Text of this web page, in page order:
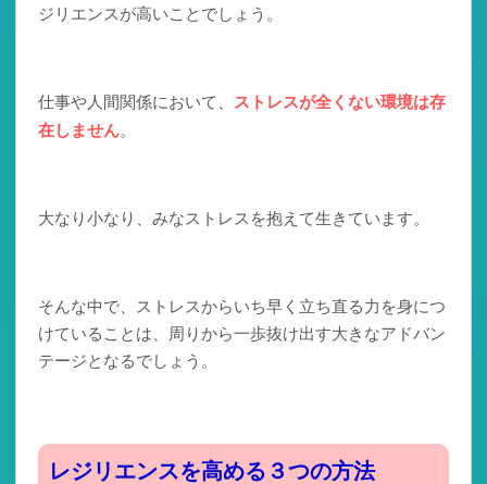
ジリエンスが高いことでしょう。
仕事や人間関係において、 ストレスが全くない環境は存
在しません。
大なり小なり、みなストレスを抱えて生きています。
そんな中で、ストレスからいち早く立ち直る力を身につ
けていることは、周りから一歩抜け出す大きなアドバン
テージとなるでしょう。
レジリエンスを高める３つの方法